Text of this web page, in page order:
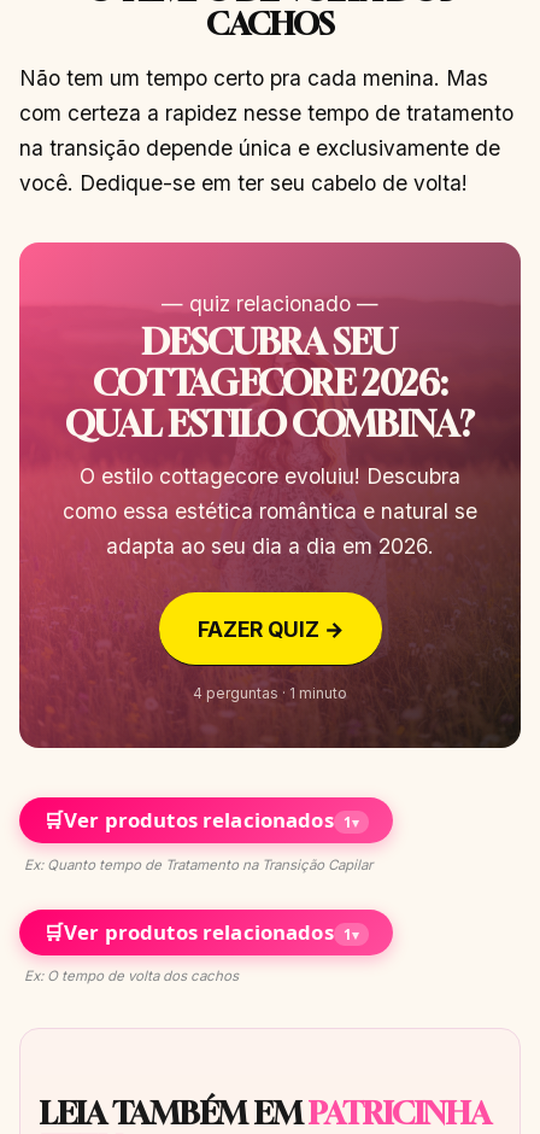
CACHOS
Não tem um tempo certo pra cada menina. Mas
com certeza a rapidez nesse tempo de tratamento
na transição depende única e exclusivamente de
você. Dedique-se em ter seu cabelo de volta!
— quiz relacionado —
DESCUBRA SEU
COTTAGECORE 2026:
QUAL ESTILO COMBINA?
O estilo cottagecore evoluiu! Descubra
como essa estética romântica e natural se
adapta ao seu dia a dia em 2026.
FAZER QUIZ →
4 perguntas · 1 minuto
🛒Ver produtos relacionados 1▾
Ex: Quanto tempo de Tratamento na Transição Capilar
🛒Ver produtos relacionados 1▾
Ex: O tempo de volta dos cachos
LEIA TAMBÉM EMPATRICINHA